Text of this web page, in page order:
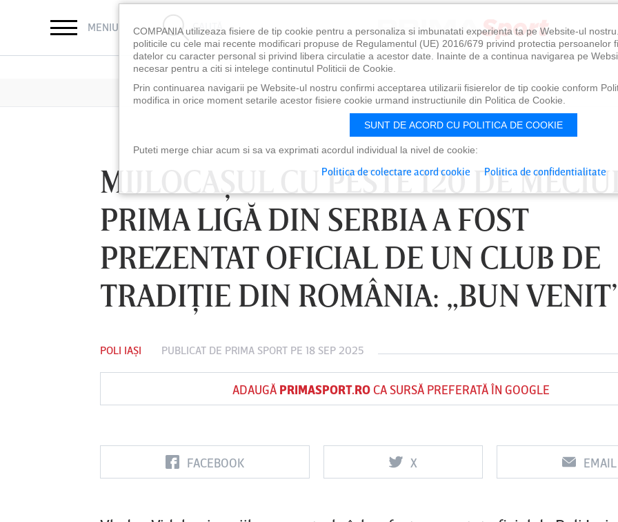
MENIU CAUTĂ
MIJLOCAŞUL CU PESTE 120 DE
PRIMA LIGĂ DIN SERBIA A FOST
PREZENTAT OFICIAL DE UN CLUB DE
TRADIŢIE DIN ROMÂNIA: „BUN
POLI IAȘI PUBLICAT DE PRIMA SPORT PE 18 SEP 2025
ADAUGĂ PRIMASPORT.ROCA SURSĂ PREFERATĂ ÎN GOOGLE
FACEBOOK X EMAIL
LUNI 10 AUG, 18:30
FC Botoşani
Vs
Corvinul
LUNI 10 AUG, 21:30
Sepsi OSK Sf
Vs
FCSB
VINERI 07 AUG, 21:00
UTA Arad
Vs
Rapid
COMPANIA utilizeaza fisiere de tip cookie pentru a personaliza si imbunatati experienta ta pe Website-ul
politicile cu cele mai recente modificari propuse de Regulamentul (UE) 2016/679 privind protectia persoanelor
datelor cu caracter personal si privind libera circulatie a acestor date. Inainte de a continua navigarea pe
necesar pentru a citi si intelege continutul Politicii de Cookie.
Prin continuarea navigarii pe Website-ul nostru confirmi acceptarea utilizarii fisierelor de tip cookie conform
modifica in orice moment setarile acestor fisiere cookie urmand instructiunile din Politica de Cookie.
SUNT DE ACORD CU POLITICA DE COOKIE
Puteti merge chiar acum si sa va exprimati acordul individual la nivel de cookie:
Politica de colectare acord cookie Politica de confidentialitate